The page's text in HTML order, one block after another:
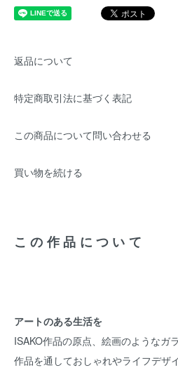
返品について
特定商取引法に基づく表記
この商品について問い合わせる
買い物を続ける
この作品について
アートのある生活を
ISAKO作品の原点、絵画のようなガ
作品を通しておしゃれやライフデザ